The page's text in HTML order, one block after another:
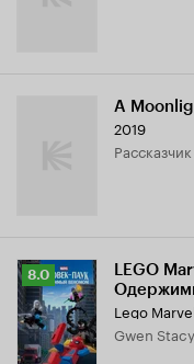
A
2019
рассказчик
Рейтинг
Кинопоиска
8.0
8.0
LEGO
Lego
Gwen